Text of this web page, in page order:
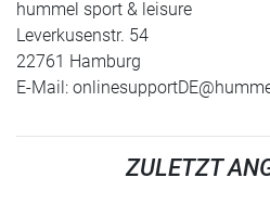
hummel sport & leisure
Leverkusenstr. 54
22761 Hamburg
E-Mail:
ZULETZT